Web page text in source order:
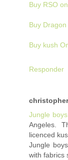
Buy RSO
Buy
Buy kush
Responder
Jungle boys
Angeles.
licenced
Jungle
with fabrics